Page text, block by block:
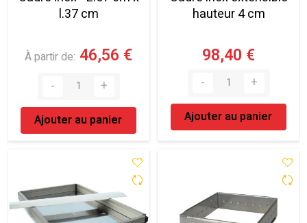
l.37 cm
À partir de 46,56 €
Ajouter au panier
hauteur 4 cm
98,40 €
Ajouter au panier